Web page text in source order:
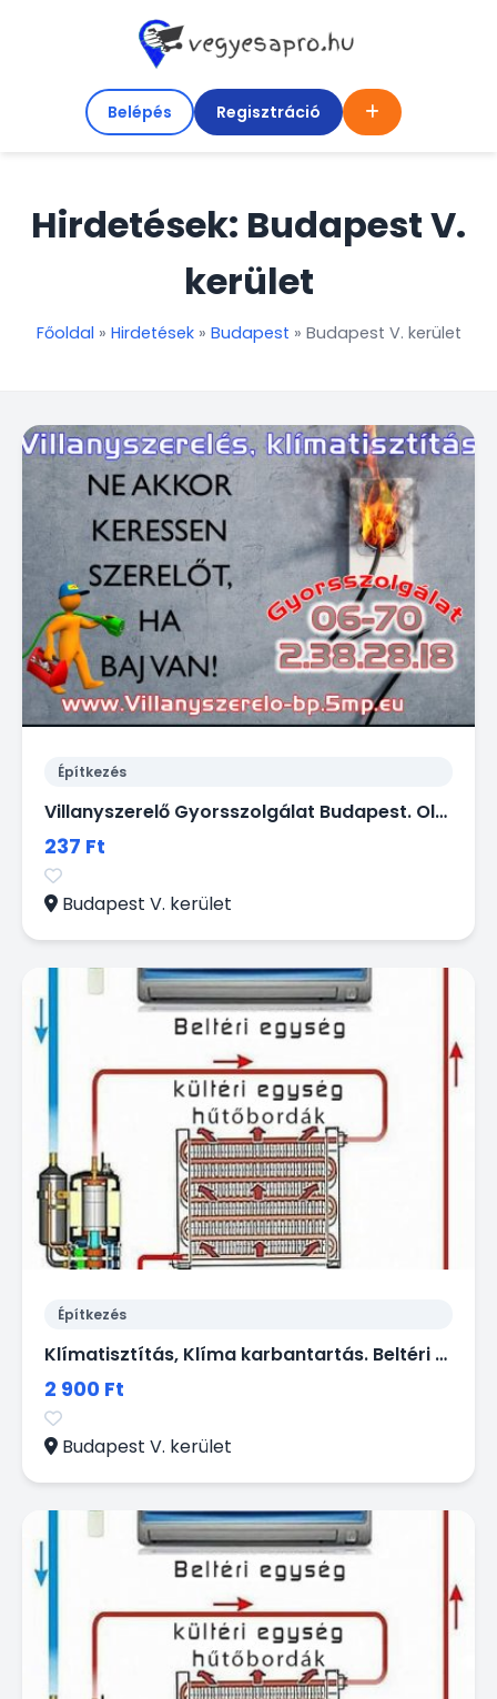
Belépés Regisztráció
Hirdetések: Budapest V.
kerület
Főoldal » Hirdetések» Budapest » Budapest V. kerület
Építkezés
Villanyszerelő Gyorsszolgálat Budapest. Olcsó, Ügyes kezű Villanyszerelő Budapest -en gyorsan házhoz megy kisebb munkák miatt is!
237 Ft
Budapest V. kerület
Építkezés
Klímatisztítás, Klíma karbantartás. Beltéri és kültéri klímák évenkénti vegyszeres és mechanikai tisztítása - gyorsan, olcsón házhoz megyek!
2 900 Ft
Budapest V. kerület